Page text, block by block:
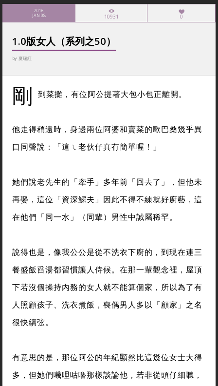
2016
JAN 08 10931 0
1.0版女人（系列之50）
by 夏瑞紅
剛 到菜攤，有位阿公提著大包小包正離開。
他走得稍遠時，身邊兩位阿婆和賣菜的歐巴桑幾乎異
口同聲說：「這ㄟ老伙仔真冇簡單喔！」
她們說老先生的「牽手」多年前「回去了」，但他未
再娶，這位「資深鰥夫」因此不得不練就好廚藝，這
在他們「同一水」（同輩）男性中誠屬稀罕。
說得也是，像我公公是從不洗衣下廚的，到現在連三
餐盛飯舀湯都習慣讓人侍候。在那一輩觀念裡，屋頂
下若沒個操持內務的女人就不能算個家，所以為了有
人照顧孩子、洗衣煮飯，喪偶男人多以「顧家」之名
很快續弦。
有意思的是，那位阿公的年紀顯然比這幾位女士大得
多，但她們嘰哩咕嚕那樣談論他，若非從頭仔細聽，